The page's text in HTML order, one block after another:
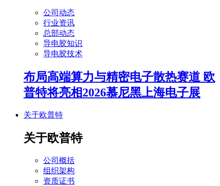
公司动态
行业资讯
总部动态
导电胶知识
导电胶技术
布局高端算力与精密电子散热赛道 欧
普特将亮相2026慕尼黑上海电子展
关于欧普特
关于欧普特
公司概括
组织架构
资质证书